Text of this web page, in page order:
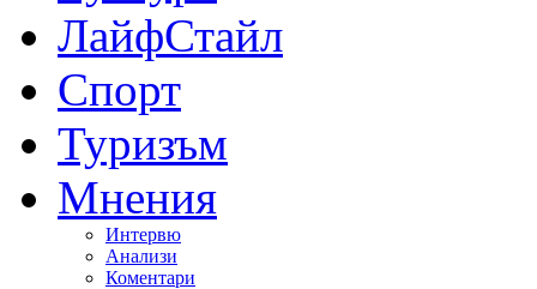
ЛайфСтайл
Спорт
Туризъм
Мнения
Интервю
Анализи
Коментари